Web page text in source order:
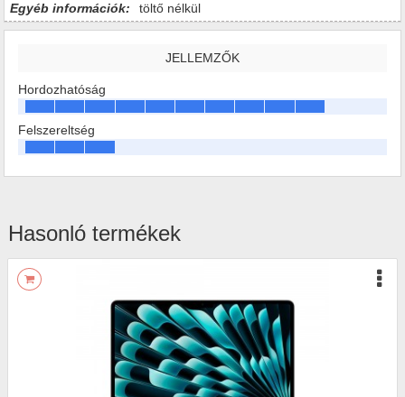
Egyéb információk:
töltő nélkül
JELLEMZŐK
Hordozhatóság
Felszereltség
Hasonló termékek